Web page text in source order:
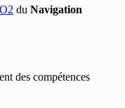
du Navigation
des compétences